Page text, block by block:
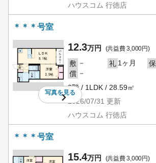
ハウスコム 行徳店
＊＊＊号室
写真を見る
12.3万円 (共益費 3,000円)
敷 － 礼 1ヶ月 保
償 －
3階 / 1LDK / 28.59㎡
2026/07/31 更新
ハウスコム 行徳店
＊＊＊号室
15.4万円 (共益費 3,000円)